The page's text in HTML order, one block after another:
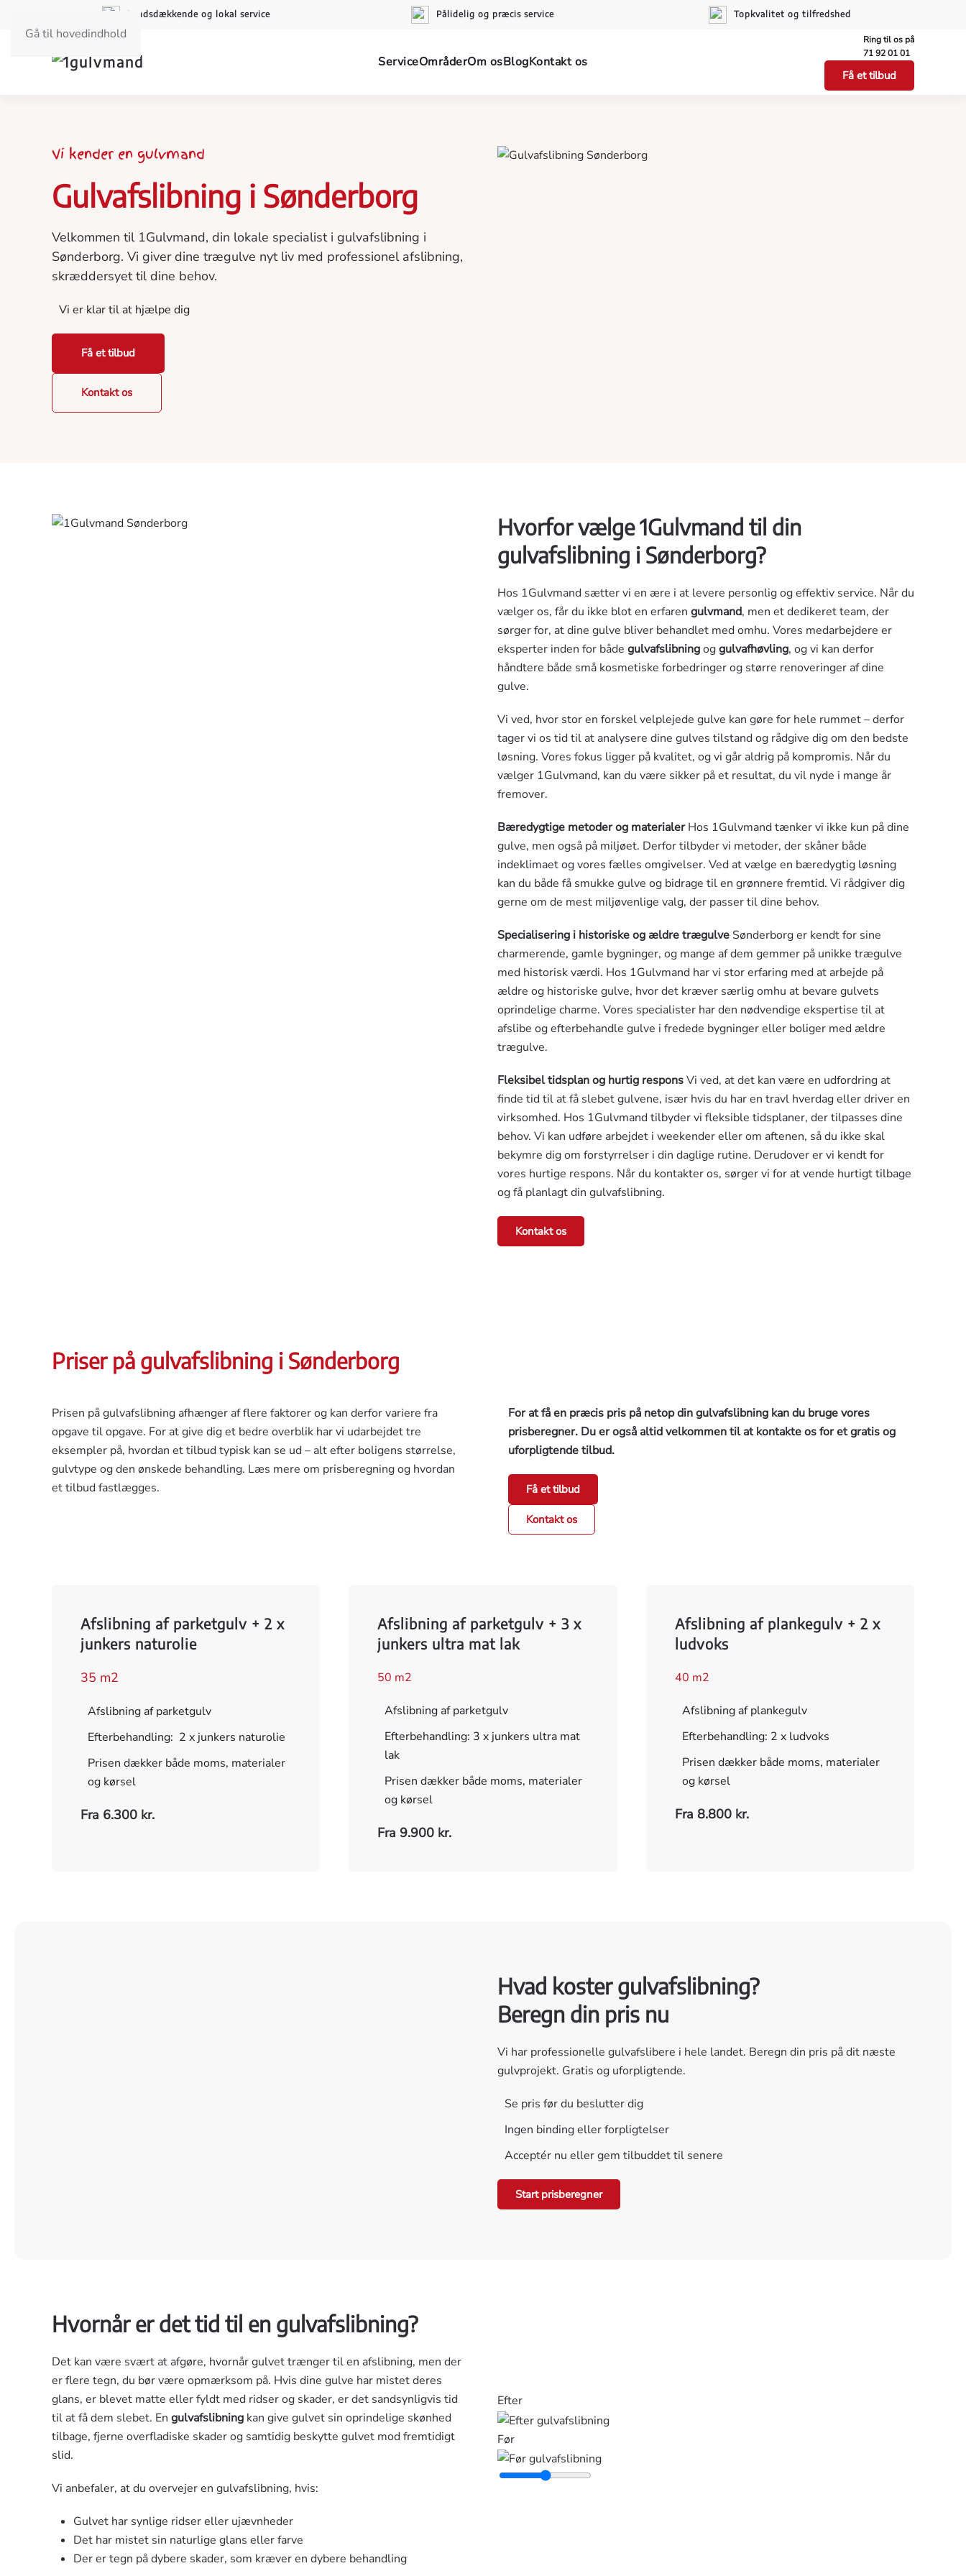
Gå til hovedindhold
ServiceOmråderOm osBlogKontakt os
Ring til os på
71 92 01 01
Få et tilbud
Landsdækkende og lokal service Pålidelig og præcis service Topkvalitet og tilfredshed
Vi kender en gulvmand
Gulvafslibning i Sønderborg
Velkommen til 1Gulvmand, din lokale specialist i gulvafslibning i
Sønderborg. Vi giver dine trægulve nyt liv med professionel afslibning,
skræddersyet til dine behov.
Vi er klar til at hjælpe dig
Få et tilbud
Kontakt os
Hvorfor vælge 1Gulvmand til din
gulvafslibning i Sønderborg?
Hos 1Gulvmand sætter vi en ære i at levere personlig og effektiv service. Når du
vælger os, får du ikke blot en erfaren gulvmand, men et dedikeret team, der
sørger for, at dine gulve bliver behandlet med omhu. Vores medarbejdere er
eksperter inden for både gulvafslibningoggulvafhøvling, og vi kan derfor
håndtere både små kosmetiske forbedringer og større renoveringer af dine
gulve.
Vi ved, hvor stor en forskel velplejede gulve kan gøre for hele rummet – derfor
tager vi os tid til at analysere dine gulves tilstand og rådgive dig om den bedste
løsning. Vores fokus ligger på kvalitet, og vi går aldrig på kompromis. Når du
vælger 1Gulvmand, kan du være sikker på et resultat, du vil nyde i mange år
fremover.
Bæredygtige metoder og materialerHos 1Gulvmand tænker vi ikke kun på dine
gulve, men også på miljøet. Derfor tilbyder vi metoder, der skåner både
indeklimaet og vores fælles omgivelser. Ved at vælge en bæredygtig løsning
kan du både få smukke gulve og bidrage til en grønnere fremtid. Vi rådgiver dig
gerne om de mest miljøvenlige valg, der passer til dine behov.
Specialisering i historiske og ældre trægulve Sønderborg er kendt for sine
charmerende, gamle bygninger, og mange af dem gemmer på unikke trægulve
med historisk værdi. Hos 1Gulvmand har vi stor erfaring med at arbejde på
ældre og historiske gulve, hvor det kræver særlig omhu at bevare gulvets
oprindelige charme. Vores specialister har den nødvendige ekspertise til at
afslibe og efterbehandle gulve i fredede bygninger eller boliger med ældre
trægulve.
Fleksibel tidsplan og hurtig responsVi ved, at det kan være en udfordring at
finde tid til at få slebet gulvene, især hvis du har en travl hverdag eller driver en
virksomhed. Hos 1Gulvmand tilbyder vi fleksible tidsplaner, der tilpasses dine
behov. Vi kan udføre arbejdet i weekender eller om aftenen, så du ikke skal
bekymre dig om forstyrrelser i din daglige rutine. Derudover er vi kendt for
vores hurtige respons. Når du kontakter os, sørger vi for at vende hurtigt tilbage
og få planlagt din gulvafslibning.
Kontakt os
Priser på gulvafslibning i Sønderborg
Prisen på gulvafslibning afhænger af flere faktorer og kan derfor variere fra
opgave til opgave. For at give dig et bedre overblik har vi udarbejdet tre
eksempler på, hvordan et tilbud typisk kan se ud – alt efter boligens størrelse,
gulvtype og den ønskede behandling. Læs mere om prisberegning og hvordan
et tilbud fastlægges.
For at få en præcis pris på netop din gulvafslibning kan du bruge vores
prisberegner. Du er også altid velkommen til at kontakte os for et gratis og
uforpligtende tilbud.
Få et tilbud
Kontakt os
Afslibning af parketgulv + 2 x
junkers naturolie
35 m2
Afslibning af parketgulv
Efterbehandling: 2 x junkers naturolie
Prisen dækker både moms, materialer
og kørsel
Fra 6.300 kr.
Afslibning af parketgulv + 3 x
junkers ultra mat lak
50 m2
Afslibning af parketgulv
Efterbehandling: 3 x junkers ultra mat
lak
Prisen dækker både moms, materialer
og kørsel
Fra 9.900 kr.
Afslibning af plankegulv + 2 x
ludvoks
40 m2
Afslibning af plankegulv
Efterbehandling: 2 x ludvoks
Prisen dækker både moms, materialer
og kørsel
Fra 8.800 kr.
Hvad koster gulvafslibning?
Beregn din pris nu
Vi har professionelle gulvafslibere i hele landet. Beregn din pris på dit næste
gulvprojekt. Gratis og uforpligtende.
Se pris før du beslutter dig
Ingen binding eller forpligtelser
Acceptér nu eller gem tilbuddet til senere
Start prisberegner
Hvornår er det tid til en gulvafslibning?
Det kan være svært at afgøre, hvornår gulvet trænger til en afslibning, men der
er flere tegn, du bør være opmærksom på. Hvis dine gulve har mistet deres
glans, er blevet matte eller fyldt med ridser og skader, er det sandsynligvis tid
til at få dem slebet. En gulvafslibning kan give gulvet sin oprindelige skønhed
tilbage, fjerne overfladiske skader og samtidig beskytte gulvet mod fremtidigt
slid.
Vi anbefaler, at du overvejer en gulvafslibning, hvis:
Gulvet har synlige ridser eller ujævnheder
Det har mistet sin naturlige glans eller farve
Der er tegn på dybere skader, som kræver en dybere behandling
Efter
Før